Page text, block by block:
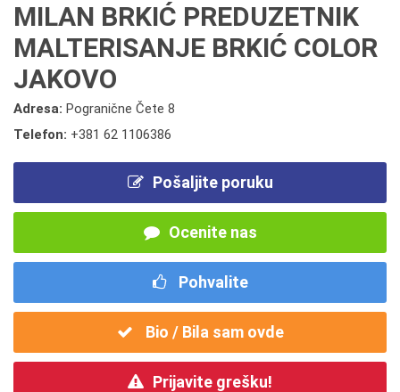
MILAN BRKIĆ PREDUZETNIK
MALTERISANJE BRKIĆ COLOR
JAKOVO
Adresa: Pogranične Čete 8
Telefon: +381 62 1106386
Pošaljite poruku
Ocenite nas
Pohvalite
Bio / Bila sam ovde
Prijavite grešku!